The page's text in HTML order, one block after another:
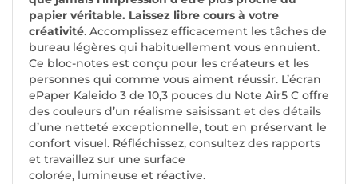
papier véritable. Laissez libre cours à votre
créativité. Accomplissez efficacement les tâches de
bureau légères qui habituellement vous ennuient.
Ce bloc-notes est conçu pour les créateurs et les
personnes qui comme vous aiment réussir. L’écran
ePaper Kaleido 3 de 10,3 pouces du Note Air5 C offre
des couleurs d’un réalisme saisissant et des détails
d’une netteté exceptionnelle, tout en préservant le
confort visuel. Réfléchissez, consultez des rapports
et travaillez sur une surface
colorée, lumineuse et réactive.